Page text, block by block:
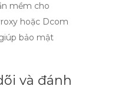
mềm cho
hoặc Dcom
bảo mật
và đánh